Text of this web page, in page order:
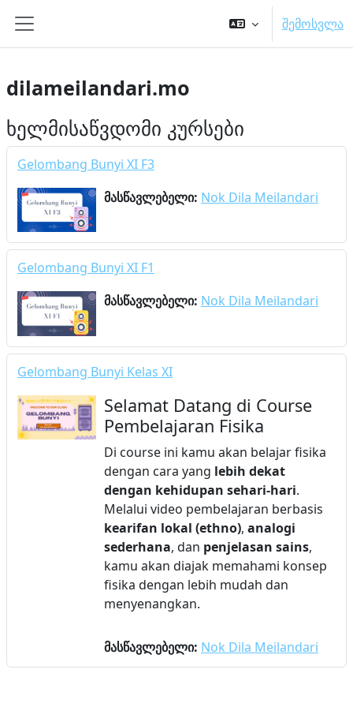
Side panel
შემოსვლა
dilameilandari.mo
ხელმისაწვდომი კურსები
Gelombang Bunyi XI F3
მასწავლებელი: Nok Dila Meilandari
Gelombang Bunyi XI F1
მასწავლებელი: Nok Dila Meilandari
Gelombang Bunyi Kelas XI
Selamat Datang di Course
Pembelajaran Fisika
Di course ini kamu akan belajar fisika
dengan cara yang lebih dekat
dengan kehidupan sehari-hari.
Melalui video pembelajaran berbasis
kearifan lokal (ethno), analogi
sederhana, dan penjelasan sains,
kamu akan diajak memahami konsep
fisika dengan lebih mudah dan
menyenangkan.
მასწავლებელი: Nok Dila Meilandari